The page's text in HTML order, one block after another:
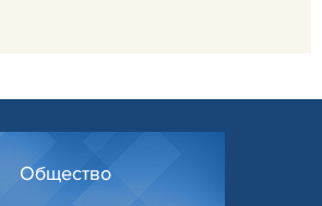
Общество